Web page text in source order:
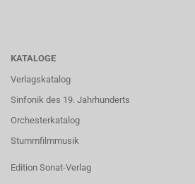
KATALOGE
Verlagskatalog
Sinfonik des 19. Jahrhunderts
Orchesterkatalog
Stummfilmmusik
Edition Sonat-Verlag